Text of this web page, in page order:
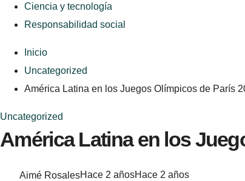
Ciencia y tecnología
Responsabilidad social
Inicio
Uncategorized
América Latina en los Juegos Olímpicos de París
Uncategorized
América Latina en los
Aimé RosalesHace 2 añosHace 2 años